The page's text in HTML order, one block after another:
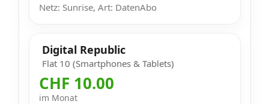
Netz: Sunrise, Art: DatenAbo
Digital Republic
Flat 10 (Smartphones & Tablets)
CHF 10.00
im Monat